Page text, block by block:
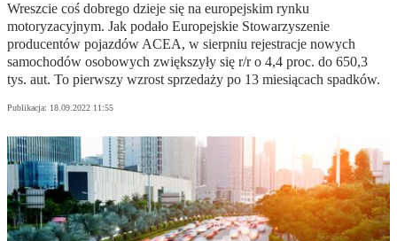
Wreszcie coś dobrego dzieje się na europejskim rynku
motoryzacyjnym. Jak podało Europejskie Stowarzyszenie
producentów pojazdów ACEA, w sierpniu rejestracje nowych
samochodów osobowych zwiększyły się r/r o 4,4 proc. do 650,3
tys. aut. To pierwszy wzrost sprzedaży po 13 miesiącach spadków.
Publikacja: 18.09.2022 11:55